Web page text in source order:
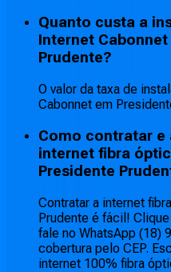
Quanto custa a
Internet
Prudente?
O valor da taxa de
Cabonnet em
Como contratar e
internet fibra
Presidente
Contratar a internet
Prudente é fácil! Clique
fale no WhatsApp (18)
cobertura pelo CEP.
internet 100% fibra